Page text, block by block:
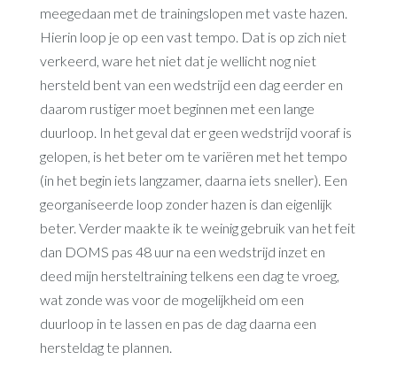
meegedaan met de trainingslopen met vaste hazen.
Hierin loop je op een vast tempo. Dat is op zich niet
verkeerd, ware het niet dat je wellicht nog niet
hersteld bent van een wedstrijd een dag eerder en
daarom rustiger moet beginnen met een lange
duurloop. In het geval dat er geen wedstrijd vooraf is
gelopen, is het beter om te variëren met het tempo
(in het begin iets langzamer, daarna iets sneller). Een
georganiseerde loop zonder hazen is dan eigenlijk
beter. Verder maakte ik te weinig gebruik van het feit
dan DOMS pas 48 uur na een wedstrijd inzet en
deed mijn hersteltraining telkens een dag te vroeg,
wat zonde was voor de mogelijkheid om een
duurloop in te lassen en pas de dag daarna een
hersteldag te plannen.